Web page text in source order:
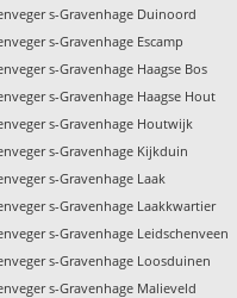
s-Gravenhage Duinoord
s-Gravenhage Escamp
s-Gravenhage Haagse Bos
s-Gravenhage Haagse Hout
s-Gravenhage Houtwijk
s-Gravenhage Kijkduin
s-Gravenhage Laak
s-Gravenhage Laakkwartier
s-Gravenhage Leidschenveen
s-Gravenhage Loosduinen
s-Gravenhage Malieveld